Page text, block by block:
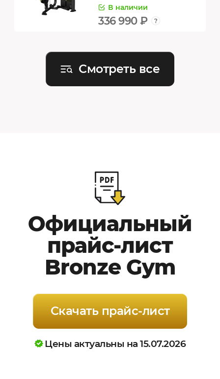
В наличии
336 990 ₽
Смотреть все
Официальный
прайс-лист
Bronze Gym
Скачать прайс-лист
Цены актуальны на 15.07.2026